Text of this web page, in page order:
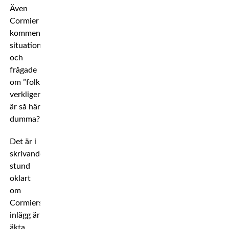
Även
Cormier
kommenterade
situation
och
frågade
om ”folk
verkligen
är så här
dumma?”.
Det är i
skrivande
stund
oklart
om
Cormiers
inlägg är